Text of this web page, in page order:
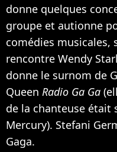
donne quelques
groupe et autionne
comédies musicales,
rencontre Wendy
donne le surnom de
Queen Radio Ga Ga
de la chanteuse était
Mercury). Stefani
Gaga.